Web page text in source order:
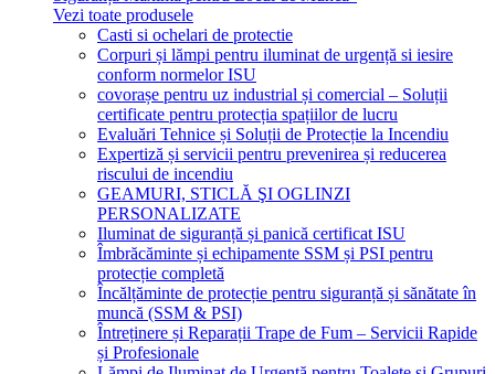
Vezi toate produsele
Casti si ochelari de protectie
Corpuri și lămpi pentru iluminat de urgență si iesire
conform normelor ISU
covorașe pentru uz industrial și comercial – Soluții
certificate pentru protecția spațiilor de lucru
Evaluări Tehnice și Soluții de Protecție la Incendiu
Expertiză și servicii pentru prevenirea și reducerea
riscului de incendiu
GEAMURI, STICLĂ ŞI OGLINZI
PERSONALIZATE
Iluminat de siguranță și panică certificat ISU
Îmbrăcăminte și echipamente SSM și PSI pentru
protecție completă
Încălțăminte de protecție pentru siguranță și sănătate în
muncă (SSM & PSI)
Întreținere și Reparații Trape de Fum – Servicii Rapide
și Profesionale